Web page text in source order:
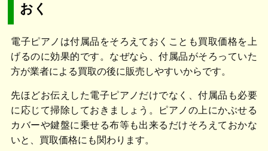
おく
電子ピアノは付属品をそろえておくことも買取価格を上
げるのに効果的です。なぜなら、付属品がそろっていた
方が業者による買取の後に販売しやすいからです。
先ほどお伝えした電子ピアノだけでなく、付属品も必要
に応じて掃除しておきましょう。ピアノの上にかぶせる
カバーや鍵盤に乗せる布等も出来るだけそろえておかな
いと、買取価格にも関わります。